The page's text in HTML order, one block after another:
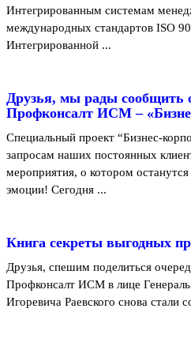
Интегрированным системам
международных стандартов ISO
Интегрированной ...
Друзья, мы рады сообщить
Профконсалт ИСМ –
Специальный проект “Бизнес-
запросам наших постоянных
мероприятия, о котором
эмоции! Сегодня ...
Книга секреты выгодных
Друзья, спешим поделиться
Профконсалт ИСМ в лице
Игоревича Раевского снова стали